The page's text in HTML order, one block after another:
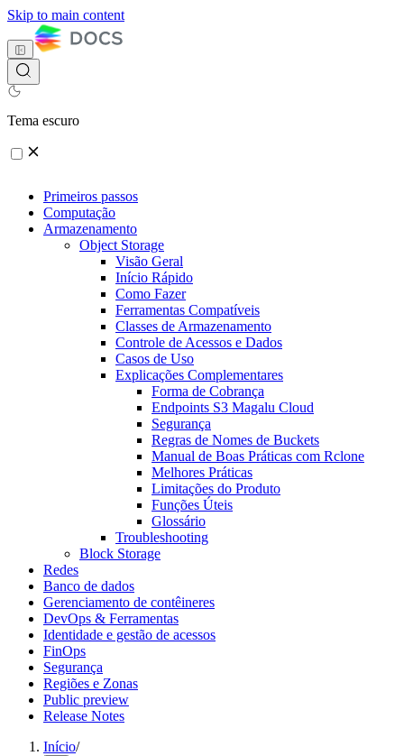
Skip to main content
Tema escuro
Primeiros passos
Computação
Armazenamento
Object Storage
Visão Geral
Início Rápido
Como Fazer
Ferramentas Compatíveis
Classes de Armazenamento
Controle de Acessos e Dados
Casos de Uso
Explicações Complementares
Forma de Cobrança
Endpoints S3 Magalu Cloud
Segurança
Regras de Nomes de Buckets
Manual de Boas Práticas com Rclone
Melhores Práticas
Limitações do Produto
Funções Úteis
Glossário
Troubleshooting
Block Storage
Redes
Banco de dados
Gerenciamento de contêineres
DevOps & Ferramentas
Identidade e gestão de acessos
FinOps
Segurança
Regiões e Zonas
Public preview
Release Notes
Início/